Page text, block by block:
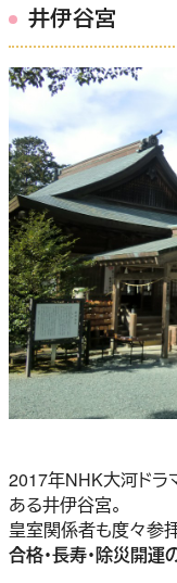
井伊谷宮
2017年NHK大河ドラ
ある井伊谷宮。
皇室関係者も度々参
合格・長寿・除災開運